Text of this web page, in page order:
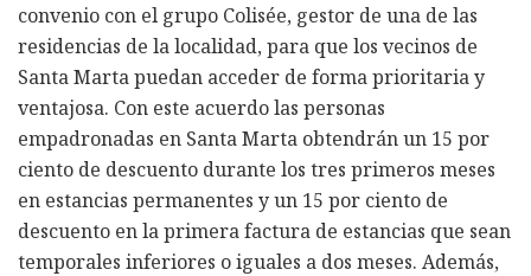
convenio con el grupo Colisée, gestor de una de las
residencias de la localidad, para que los vecinos de
Santa Marta puedan acceder de forma prioritaria y
ventajosa. Con este acuerdo las personas
empadronadas en Santa Marta obtendrán un 15 por
ciento de descuento durante los tres primeros meses
en estancias permanentes y un 15 por ciento de
descuento en la primera factura de estancias que sean
temporales inferiores o iguales a dos meses. Además,